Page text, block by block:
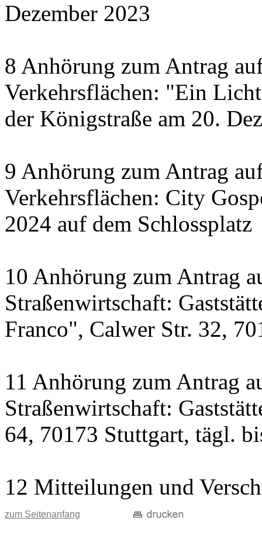
Dezember 2023
8 Anhörung zum Antrag
Verkehrsflächen: "Ein
der Königstraße am 20.
9 Anhörung zum Antrag
Verkehrsflächen: City
2024 auf dem Schlossplatz
10 Anhörung zum Antrag
Straßenwirtschaft:
Franco", Calwer Str. 32,
11 Anhörung zum Antrag
Straßenwirtschaft:
64, 70173 Stuttgart, tägl.
12 Mitteilungen und
zum Seitenanfang